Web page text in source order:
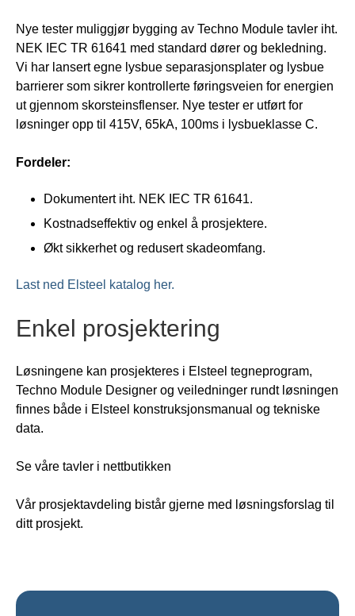
Nye tester muliggjør bygging av Techno Module tavler iht.
NEK IEC TR 61641 med standard dører og bekledning.
Vi har lansert egne lysbue separasjonsplater og lysbue
barrierer som sikrer kontrollerte føringsveien for energien
ut gjennom skorsteinsflenser. Nye tester er utført for
løsninger opp til 415V, 65kA, 100ms i lysbueklasse C.
Fordeler:
Dokumentert iht. NEK IEC TR 61641.
Kostnadseffektiv og enkel å prosjektere.
Økt sikkerhet og redusert skadeomfang.
Last ned Elsteel katalog her.
Enkel prosjektering
Løsningene kan prosjekteres i Elsteel tegneprogram,
Techno Module Designer og veiledninger rundt løsningen
finnes både i Elsteel konstruksjonsmanual og tekniske
data.
Se våre tavler i nettbutikken
Vår prosjektavdeling bistår gjerne med løsningsforslag til
ditt prosjekt.